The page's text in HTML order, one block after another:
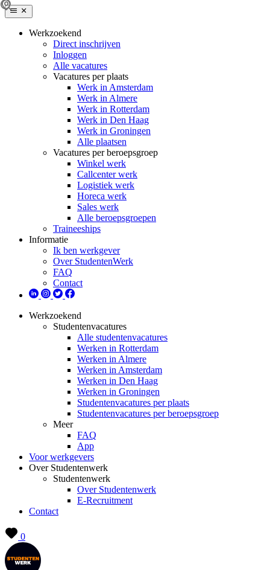
Werkzoekend
Direct inschrijven
Inloggen
Alle vacatures
Vacatures per plaats
Werk in Amsterdam
Werk in Almere
Werk in Rotterdam
Werk in Den Haag
Werk in Groningen
Alle plaatsen
Vacatures per beroepsgroep
Winkel werk
Callcenter werk
Logistiek werk
Horeca werk
Sales werk
Alle beroepsgroepen
Traineeships
Informatie
Ik ben werkgever
Over StudentenWerk
FAQ
Contact
Werkzoekend
Studentenvacatures
Alle studentenvacatures
Werken in Rotterdam
Werken in Almere
Werken in Amsterdam
Werken in Den Haag
Werken in Groningen
Studentenvacatures per plaats
Studentenvacatures per beroepsgroep
Meer
FAQ
App
Voor werkgevers
Over Studentenwerk
Studentenwerk
Over Studentenwerk
E-Recruitment
Contact
0